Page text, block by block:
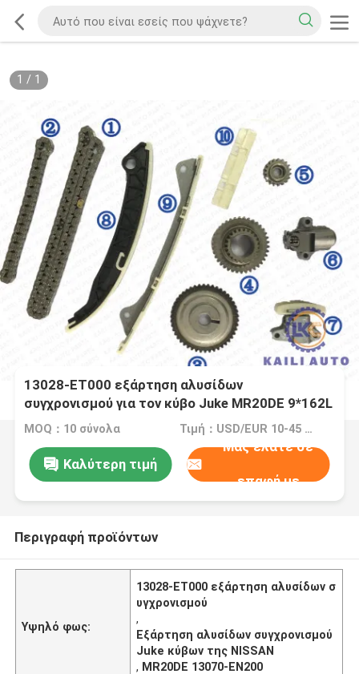
1 / 1
13028-ET000 εξάρτηση αλυσίδων
συγχρονισμού για τον κύβο Juke MR20DE 9*162L
13028-ET000 της NISSAN
MOQ：10 σύνολα Τιμή：USD/EUR 10-45 per set
Καλύτερη τιμή
Μας ελάτε σε
επαφή με
Περιγραφή προϊόντων
Υψηλό φως:
13028-ET000 εξάρτηση αλυσίδων σ
υγχρονισμού
,
Εξάρτηση αλυσίδων συγχρονισμού
Juke κύβων της NISSAN
, MR20DE 13070-EN200